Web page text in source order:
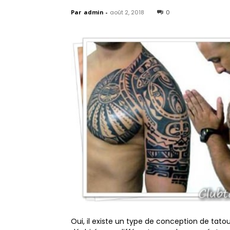
Par admin - août 2, 2018 0
Oui, il existe un type de conception de